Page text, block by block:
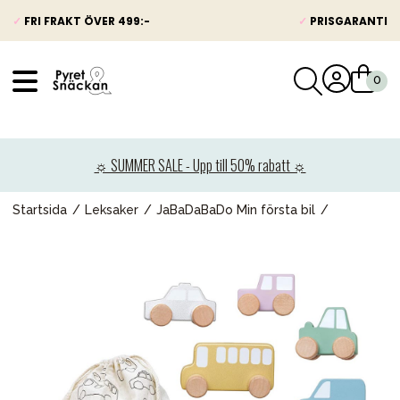
✓ FRI FRAKT ÖVER 499:- ✓ PRISGARANTI
☼ SUMMER SALE - Upp till 50% rabatt ☼
Startsida Leksaker JaBaDaBaDo Min första bil
Barnvagnar
Bilbarnstolar
Barn & Baby
Leksaker
Förälder
Möbler & bädd